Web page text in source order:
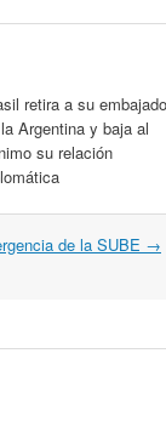
retira a su
Argentina y baja al
su relación
de la SUBE →